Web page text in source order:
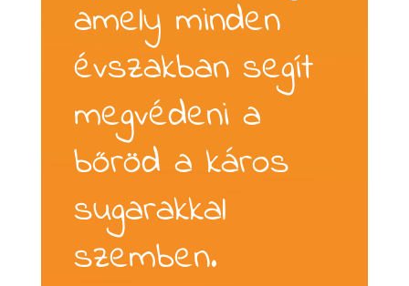
amely minden
évszakban segít
megvédeni a
bőröd a káros
sugarakkal
szemben.